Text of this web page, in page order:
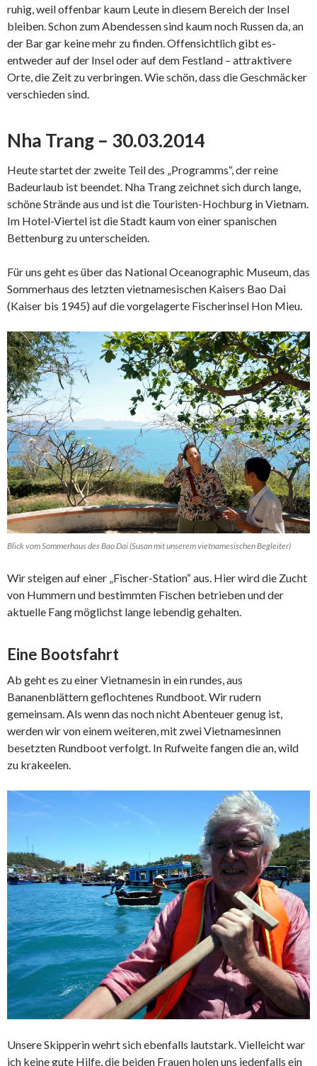
ruhig, weil offenbar kaum Leute in diesem Bereich der Insel
bleiben. Schon zum Abendessen sind kaum noch Russen da, an
der Bar gar keine mehr zu finden. Offensichtlich gibt es-
entweder auf der Insel oder auf dem Festland – attraktivere
Orte, die Zeit zu verbringen. Wie schön, dass die Geschmäcker
verschieden sind.
Nha Trang – 30.03.2014
Heute startet der zweite Teil des „Programms“, der reine
Badeurlaub ist beendet. Nha Trang zeichnet sich durch lange,
schöne Strände aus und ist die Touristen-Hochburg in Vietnam.
Im Hotel-Viertel ist die Stadt kaum von einer spanischen
Bettenburg zu unterscheiden.
Für uns geht es über das National Oceanographic Museum, das
Sommerhaus des letzten vietnamesischen Kaisers Bao Dai
(Kaiser bis 1945) auf die vorgelagerte Fischerinsel Hon Mieu.
Blick vom Sommerhaus des Bao Dai (Susan mit unserem vietnamesischen Begleiter)
Wir steigen auf einer „Fischer-Station“ aus. Hier wird die Zucht
von Hummern und bestimmten Fischen betrieben und der
aktuelle Fang möglichst lange lebendig gehalten.
Eine Bootsfahrt
Ab geht es zu einer Vietnamesin in ein rundes, aus
Bananenblättern geflochtenes Rundboot. Wir rudern
gemeinsam. Als wenn das noch nicht Abenteuer genug ist,
werden wir von einem weiteren, mit zwei Vietnamesinnen
besetzten Rundboot verfolgt. In Rufweite fangen die an, wild
zu krakeelen.
Unsere Skipperin wehrt sich ebenfalls lautstark. Vielleicht war
ich keine gute Hilfe, die beiden Frauen holen uns jedenfalls ein